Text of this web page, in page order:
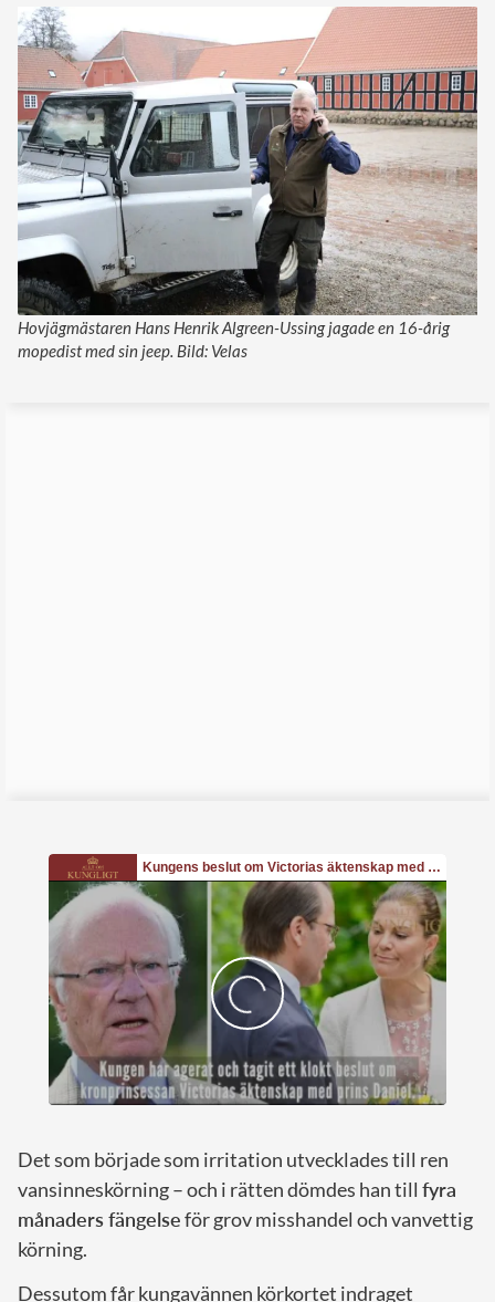
Hovjägmästaren Hans Henrik Algreen-Ussing jagade en 16-årig
mopedist med sin jeep. Bild: Velas
Det som började som irritation utvecklades till ren
vansinneskörning – och i rätten dömdes han till fyra
månaders fängelseför grov misshandel och vanvettig
körning.
Dessutom får kungavännen körkortet indraget